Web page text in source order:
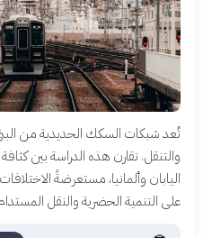
تُعد شبكات السكك الحديدية من البنى
والتنقل. تقارن هذه الدراسة بين
اليابان وألمانيا، مستعرضةً
على التنمية الحضرية والنقل